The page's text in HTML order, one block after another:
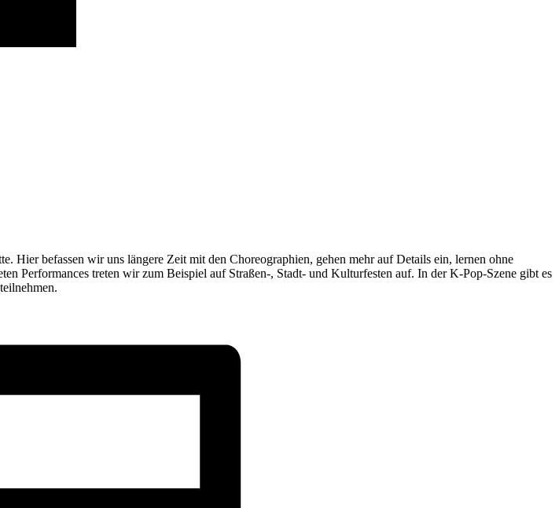
befassen wir uns längere Zeit mit den Choreographien, gehen mehr auf Details ein, lernen ohne
Performances treten wir zum Beispiel auf Straßen-, Stadt- und Kulturfesten auf. In der K-Pop-Szene gibt es